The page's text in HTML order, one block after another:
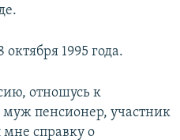
1995 года.
отношусь к
пенсионер, участник
справку о